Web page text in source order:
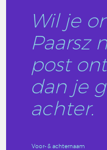
Wil je
Paarsz
post
dan je
achter.
Voor- & achternaam